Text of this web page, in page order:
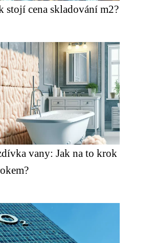
stojí cena skladování m2?
vany: Jak na to krok